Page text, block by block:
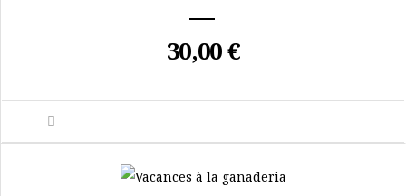
30,00 €